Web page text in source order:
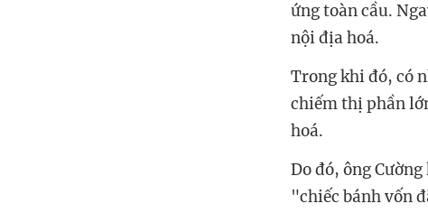
ứng toàn cầu.
nội địa hoá.
Trong khi đó, có
chiếm thị phần
hoá.
Do đó, ông
"chiếc bánh vốn